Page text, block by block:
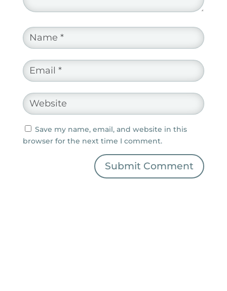
Save my name, email, and website in this
browser for the next time I comment.
Submit Comment